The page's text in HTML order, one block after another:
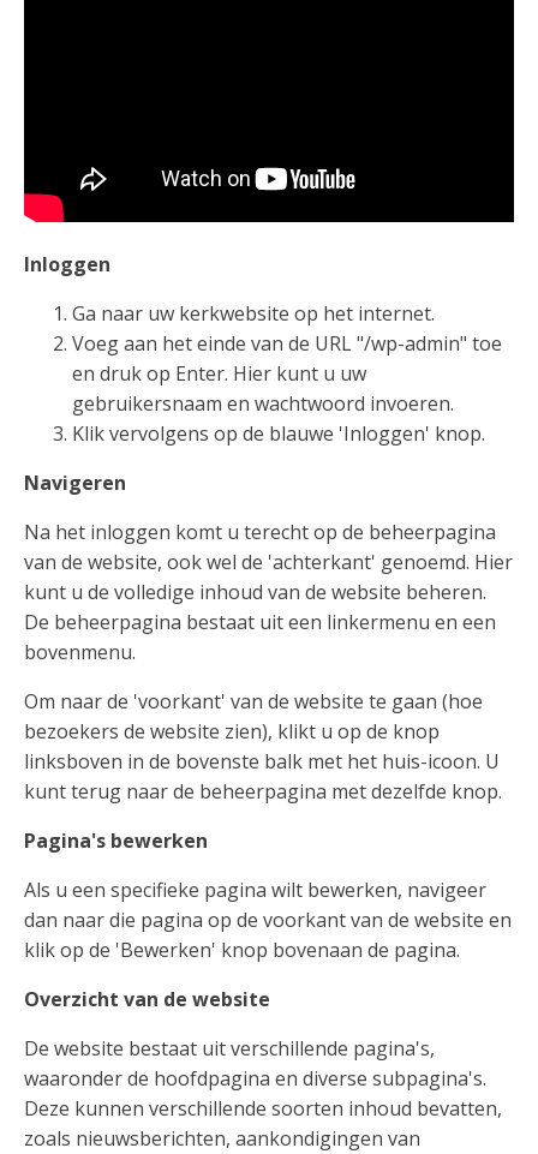
Inloggen
Ga naar uw kerkwebsite op het internet.
Voeg aan het einde van de URL "/wp-admin" toe
en druk op Enter. Hier kunt u uw
gebruikersnaam en wachtwoord invoeren.
Klik vervolgens op de blauwe 'Inloggen' knop.
Navigeren
Na het inloggen komt u terecht op de beheerpagina
van de website, ook wel de 'achterkant' genoemd. Hier
kunt u de volledige inhoud van de website beheren.
De beheerpagina bestaat uit een linkermenu en een
bovenmenu.
Om naar de 'voorkant' van de website te gaan (hoe
bezoekers de website zien), klikt u op de knop
linksboven in de bovenste balk met het huis-icoon. U
kunt terug naar de beheerpagina met dezelfde knop.
Pagina's bewerken
Als u een specifieke pagina wilt bewerken, navigeer
dan naar die pagina op de voorkant van de website en
klik op de 'Bewerken' knop bovenaan de pagina.
Overzicht van de website
De website bestaat uit verschillende pagina's,
waaronder de hoofdpagina en diverse subpagina's.
Deze kunnen verschillende soorten inhoud bevatten,
zoals nieuwsberichten, aankondigingen van